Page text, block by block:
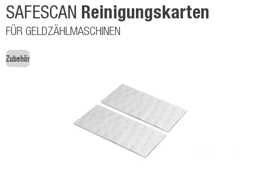
SAFESCAN Reinigungskarten
FÜR GELDZÄHLMASCHINEN
Zubehör